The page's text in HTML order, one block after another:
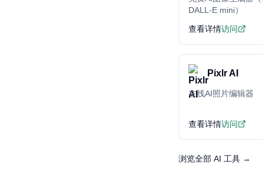
DALL-E mini）
查看详情访问
Pixlr AI
在线AI照片编辑器
查看详情访问
浏览全部 AI 工具 →